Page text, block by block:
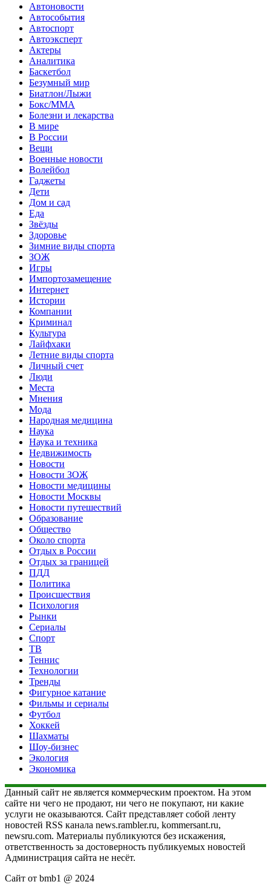
Автоновости
Автособытия
Автоспорт
Автоэксперт
Актеры
Аналитика
Баскетбол
Безумный мир
Биатлон/Лыжи
Бокс/MMA
Болезни и лекарства
В мире
В России
Вещи
Военные новости
Волейбол
Гаджеты
Дети
Дом и сад
Еда
Звёзды
Здоровье
Зимние виды спорта
ЗОЖ
Игры
Импортозамещение
Интернет
Истории
Компании
Криминал
Культура
Лайфхаки
Летние виды спорта
Личный счет
Люди
Места
Мнения
Мода
Народная медицина
Наука
Наука и техника
Недвижимость
Новости
Новости ЗОЖ
Новости медицины
Новости Москвы
Новости путешествий
Образование
Общество
Около спорта
Отдых в России
Отдых за границей
ПДД
Политика
Происшествия
Психология
Рынки
Сериалы
Спорт
ТВ
Теннис
Технологии
Тренды
Фигурное катание
Фильмы и сериалы
Футбол
Хоккей
Шахматы
Шоу-бизнес
Экология
Экономика
Данный сайт не является коммерческим проектом. На этом
сайте ни чего не продают, ни чего не покупают, ни какие
услуги не оказываются. Сайт представляет собой ленту
новостей RSS канала news.rambler.ru, kommersant.ru,
newsru.com. Материалы публикуются без искажения,
ответственность за достоверность публикуемых новостей
Администрация сайта не несёт.
Сайт от bmb1 @ 2024